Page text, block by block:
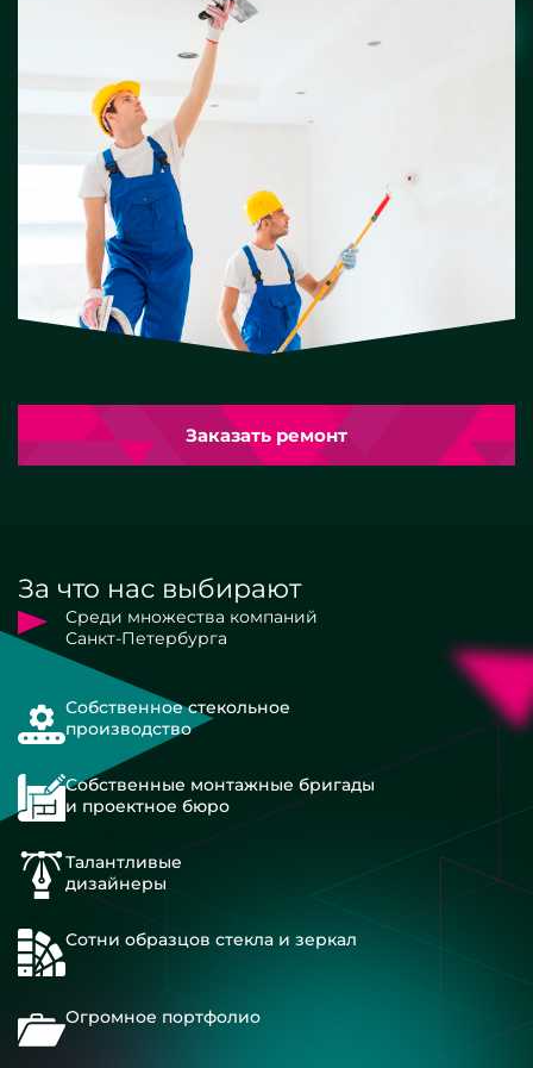
Заказать ремонт
За что нас выбирают
Среди множества компаний
Санкт-Петербурга
Собственное стекольное
производство
Собственные монтажные бригады
и проектное бюро
Талантливые
дизайнеры
Сотни образцов стекла и зеркал
Огромное портфолио